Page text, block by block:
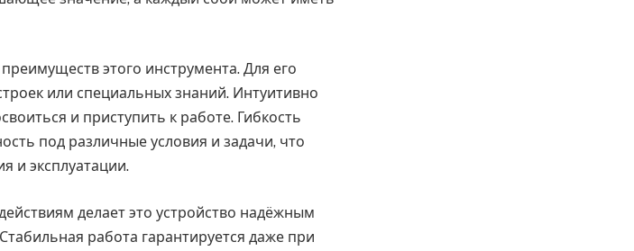
этого инструмента. Для его
или специальных знаний. Интуитивно
и приступить к работе. Гибкость
под различные условия и задачи, что
и эксплуатации.
делает это устройство надёжным
работа гарантируется даже при